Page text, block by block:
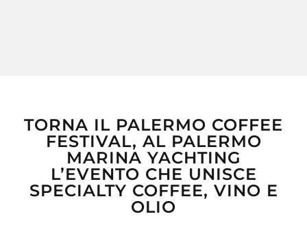
TORNA IL PALERMO COFFEE
FESTIVAL, AL PALERMO
MARINA YACHTING
L’EVENTO CHE UNISCE
SPECIALTY COFFEE, VINO E
OLIO